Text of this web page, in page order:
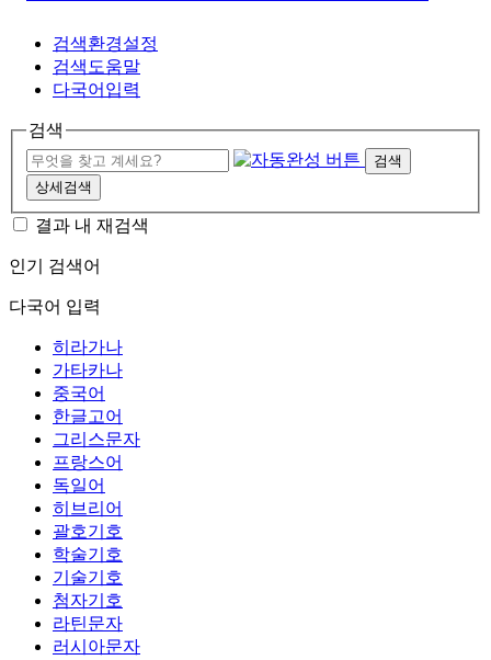
검색환경설정
검색도움말
다국어입력
검색
검색
상세검색
결과 내 재검색
인기 검색어
다국어 입력
히라가나
가타카나
중국어
한글고어
그리스문자
프랑스어
독일어
히브리어
괄호기호
학술기호
기술기호
첨자기호
라틴문자
러시아문자